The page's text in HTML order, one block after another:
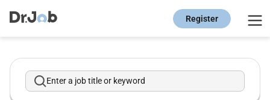
Register
Enter a job title or keyword